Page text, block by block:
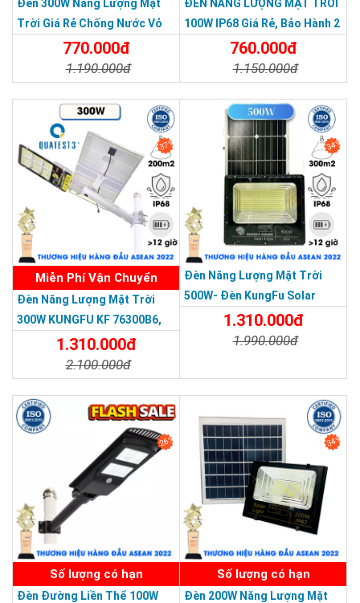
>>> Xem thêm:
Đèn năng lượng mặt trời
BH 5 năm chỉ từ
345k.
Đèn năng lượng mặt trời 300wchính hãng,
giá tốt
Đèn năng lượng mặt trời 500w, tấm pin lớn
Đèn năng lượng mặt trời sân vườnđộ sáng
mạnh
Đèn trụ cổng năng lượng mặt trờigiá tốt, độ
sáng cao
Đèn năng lượng mặt trời 1000wtấm pin lớn,
độ sáng mạnh, bảo hành 5 năm
THƯƠNG HIỆU HÀNG ĐẦU ASEAN 2022
SẢN PHẨM DỊCH VỤ CHẤT LƯỢNG ASEAN 2019
Đèn 300W Năng Lượng Mặt
Trời Giá Rẻ Chống Nước Vỏ
Nhôm Đúc770.000đ
1.190.000đ
ĐÈN NĂNG LƯỢNG MẶT TRỜI
100W IP68 Giá Rẻ, Bảo Hành 2
760.000đ
1.150.000đ
37%
Miễn Phí Vận Chuyển
Đèn Năng Lượng Mặt Trời
300W KUNGFU KF 76300B6,
IP68, Bảng Giá 2026
1.310.000đ
2.100.000đ
34%
Đèn Năng Lượng Mặt Trời
500W- Đèn KungFu Solar
Năng Lượng Mặt Trời 500W,IP
67 Loại Lớn
1.310.000đ
1.990.000đ
26%
Số lượng có hạn
Đèn Đường Liền Thể 100W
34%
Số lượng có hạn
Đèn 200W Năng Lượng Mặt